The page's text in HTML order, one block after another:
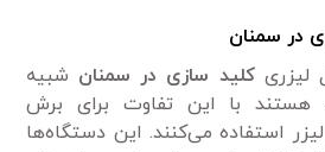
در سمنان
لیزریکلید سازی در سمنان شبیه
هستند با این تفاوت برای برش
استفاده می‌کنند. این دستگاه‌ها